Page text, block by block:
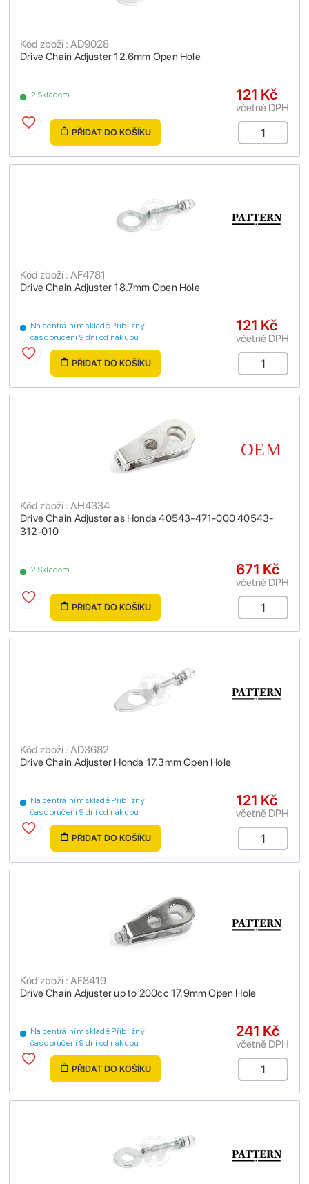
Drive Chain Adjuster 12.6mm Open Hole
Kód zboží : AD9028
2 Skladem 121 Kč
včetně DPH
PŘIDAT DO KOŠÍKU
Drive Chain Adjuster 18.7mm Open Hole
Kód zboží : AF4781
Na centrálním skladě Přibližný
čas doručení 9 dní od nákupu
121 Kč
včetně DPH
PŘIDAT DO KOŠÍKU
Drive Chain Adjuster as Honda 40543-471-000 40543-
312-010
Kód zboží : AH4334
2 Skladem 671 Kč
včetně DPH
PŘIDAT DO KOŠÍKU
Drive Chain Adjuster Honda 17.3mm Open Hole
Kód zboží : AD3682
Na centrálním skladě Přibližný
čas doručení 9 dní od nákupu
121 Kč
včetně DPH
PŘIDAT DO KOŠÍKU
Drive Chain Adjuster up to 200cc 17.9mm Open Hole
Kód zboží : AF8419
Na centrálním skladě Přibližný
čas doručení 9 dní od nákupu
241 Kč
včetně DPH
PŘIDAT DO KOŠÍKU